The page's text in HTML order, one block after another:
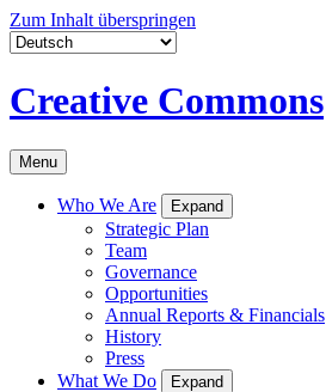
Zum Inhalt überspringen
Creative Commons
Menu
Who We Are Expand
Strategic Plan
Team
Governance
Opportunities
Annual Reports & Financials
History
Press
What We Do
Expand